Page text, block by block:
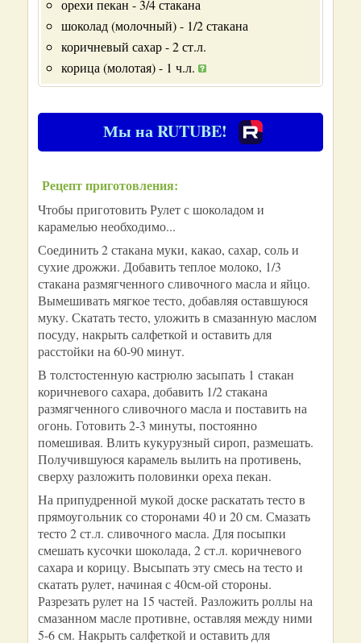
орехи пекан - 3/4 стакана
шоколад (молочный) - 1/2 стакана
коричневый сахар - 2 ст.л.
корица (молотая) - 1 ч.л.
Мы на RUTUBE!
Рецепт приготовления:
Чтобы приготовить Рулет с шоколадом и
карамелью необходимо...
Соединить 2 стакана муки, какао, сахар, соль и
сухие дрожжи. Добавить теплое молоко, 1/3
стакана размягченного сливочного масла и яйцо.
Вымешивать мягкое тесто, добавляя оставшуюся
муку. Скатать тесто, уложить в смазанную маслом
посуду, накрыть салфеткой и оставить для
расстойки на 60-90 минут.
В толстостенную кастрюлю засыпать 1 стакан
коричневого сахара, добавить 1/2 стакана
размягченного сливочного масла и поставить на
огонь. Готовить 2-3 минуты, постоянно
помешивая. Влить кукурузный сироп, размешать.
Получившуюся карамель вылить на противень,
сверху разложить половинки ореха пекан.
На припудренной мукой доске раскатать тесто в
прямоугольник со сторонами 40 и 20 см. Смазать
тесто 2 ст.л. сливочного масла. Для посыпки
смешать кусочки шоколада, 2 ст.л. коричневого
сахара и корицу. Высыпать эту смесь на тесто и
скатать рулет, начиная с 40см-ой стороны.
Разрезать рулет на 15 частей. Разложить роллы на
смазанном масле противне, оставляя между ними
5-6 см. Накрыть салфеткой и оставить для